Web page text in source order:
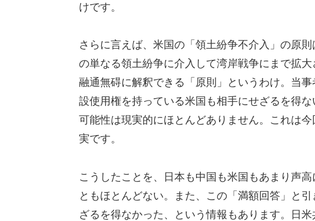
けです。
さらに言えば、米国の「領土紛争不介入」の原
の単なる領土紛争に介入して湾岸戦争にまで拡
融通無碍に解釈できる「原則」というわけ。当
設使用権を持っている米国も相手にせざるを得
可能性は現実的にほとんどありません。これは
実です。
こうしたことを、日本も中国も米国もあまり声
ともほとんどない。また、この「満額回答」と
ざるを得なかった、という情報もあります。日